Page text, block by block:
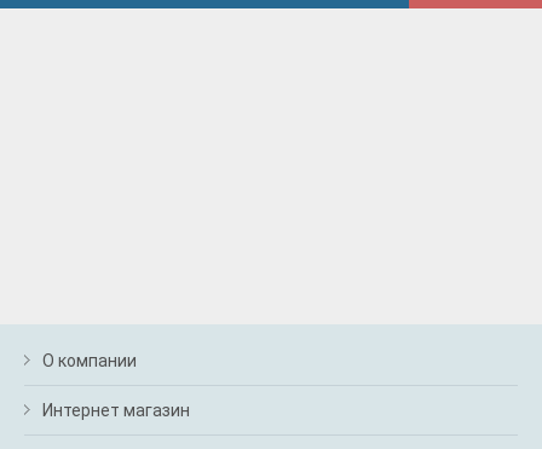
О компании
Интернет магазин